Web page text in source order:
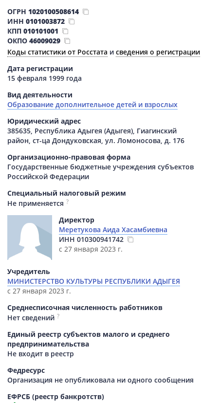
ОГРН 1020100508614
ИНН 0101003872
КПП 010101001
ОКПО 46009029
Коды статистики от Росстата и сведения о регистрации
Дата регистрации
15 февраля 1999 года
Вид деятельности
Образование дополнительное детей и взрослых
Юридический адрес
385635, Республика Адыгея (Адыгея), Гиагинский
район, ст-ца Дондуковская, ул. Ломоносова, д. 176
Организационно-правовая форма
Государственные бюджетные учреждения субъектов
Российской Федерации
Специальный налоговый режим
Не применяется ?
Директор
Меретукова Аида Хасамбиевна
ИНН 010300941742
с 27 января 2023 г.
Учредитель
МИНИСТЕРСТВО КУЛЬТУРЫ РЕСПУБЛИКИ АДЫГЕЯ
с 27 января 2023 г.
Среднесписочная численность работников
Нет сведений ?
Единый реестр субъектов малого и среднего
предпринимательства
Не входит в реестр
Федресурс
Организация не опубликовала ни одного сообщения
ЕФРСБ (реестр банкротств)